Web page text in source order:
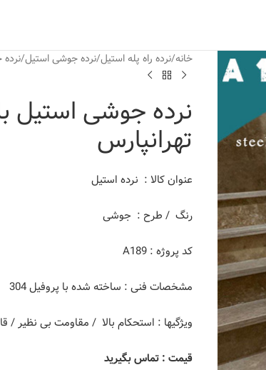
خانه نرده راه پله استیل نرده جوشی استیل
نرده جوشی استیل
تهرانپارس
عنوان کالا : نرده استیل
رنگ / طرح : جوشی
کد پروژه : A189
مشخصات فنی : ساخته شده با پروفیل 304
ویژگیها : استحکام بالا / مقاومت بی نظیر /
قیمت : تماس بگیرید